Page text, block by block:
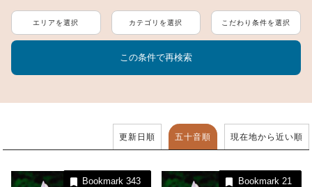
Bookmark343 Bookmark 21
エリアを選択 カテゴリを選択 こだわり条件を選択
更新日順 五十音順 現在地から近い順